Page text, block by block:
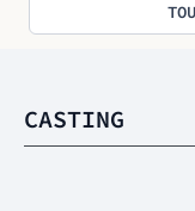
CASTING